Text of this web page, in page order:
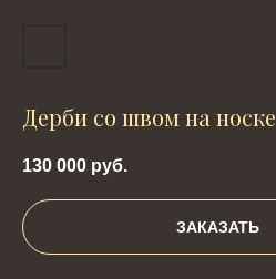
Дерби со швом на носке
130 000 руб.
ЗАКАЗАТЬ